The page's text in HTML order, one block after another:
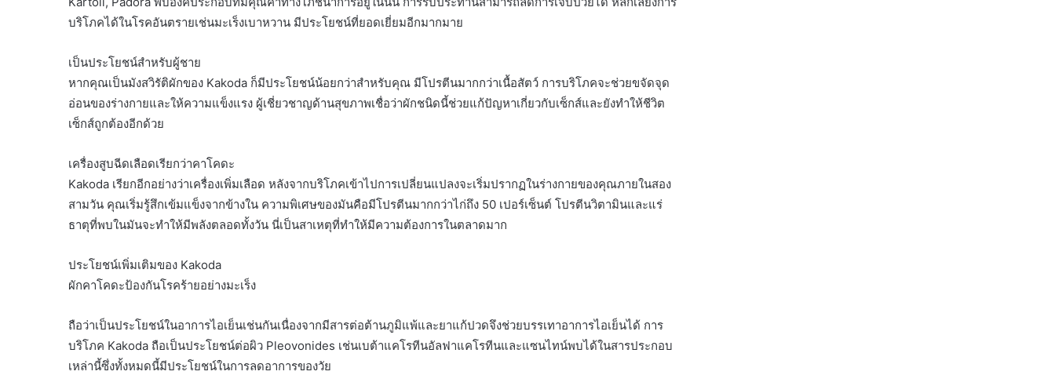
บริโภคได้ในโรคอันตรายเช่นมะเร็งเบาหวาน มีประโยชน์ที่ยอดเยี่ยมอีกมากมาย
เป็นประโยชน์สำหรับผู้ชาย
หากคุณเป็นมังสวิรัติผักของ Kakoda ก็มีประโยชน์น้อยกว่าสำหรับคุณ มีโปรตีนมากกว่าเนื้อสัตว์ การบริโภคจะช่วยขจัดจุด
อ่อนของร่างกายและให้ความแข็งแรง ผู้เชี่ยวชาญด้านสุขภาพเชื่อว่าผักชนิดนี้ช่วยแก้ปัญหาเกี่ยวกับเซ็กส์และยังทำให้ชีวิต
เซ็กส์ถูกต้องอีกด้วย
เครื่องสูบฉีดเลือดเรียกว่าคาโคดะ
Kakoda เรียกอีกอย่างว่าเครื่องเพิ่มเลือด หลังจากบริโภคเข้าไปการเปลี่ยนแปลงจะเริ่มปรากฏในร่างกายของคุณภายในสอง
สามวัน คุณเริ่มรู้สึกเข้มแข็งจากข้างใน ความพิเศษของมันคือมีโปรตีนมากกว่าไก่ถึง 50 เปอร์เซ็นต์ โปรตีนวิตามินและแร่
ธาตุที่พบในมันจะทำให้มีพลังตลอดทั้งวัน นี่เป็นสาเหตุที่ทำให้มีความต้องการในตลาดมาก
ประโยชน์เพิ่มเติมของ Kakoda
ผักคาโคดะป้องกันโรคร้ายอย่างมะเร็ง
ถือว่าเป็นประโยชน์ในอาการไอเย็นเช่นกันเนื่องจากมีสารต่อต้านภูมิแพ้และยาแก้ปวดจึงช่วยบรรเทาอาการไอเย็นได้ การ
บริโภค Kakoda ถือเป็นประโยชน์ต่อผิว Pleovonides เช่นเบต้าแคโรทีนอัลฟาแคโรทีนและแซนไทน์พบได้ในสารประกอบ
เหล่านี้ซึ่งทั้งหมดนี้มีประโยชน์ในการลดอาการของวัย